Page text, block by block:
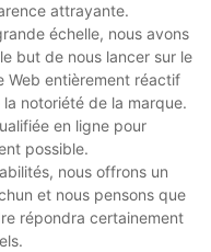
attrayante.
échelle, nous avons
but de nous lancer sur le
Web entièrement réactif
notoriété de la marque.
en ligne pour
possible.
nous offrons un
et nous pensons que
répondra certainement